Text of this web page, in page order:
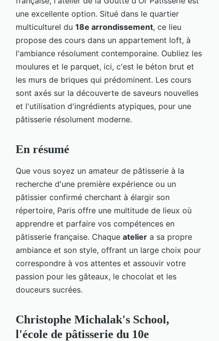
une excellente option. Situé dans le quartier
multiculturel du 18e arrondissement, ce lieu
propose des cours dans un appartement loft, à
l'ambiance résolument contemporaine. Oubliez les
moulures et le parquet, ici, c'est le béton brut et
les murs de briques qui prédominent. Les cours
sont axés sur la découverte de saveurs nouvelles
et l'utilisation d'ingrédients atypiques, pour une
pâtisserie résolument moderne.
En résumé
Que vous soyez un amateur de pâtisserie à la
recherche d'une première expérience ou un
pâtissier confirmé cherchant à élargir son
répertoire, Paris offre une multitude de lieux où
apprendre et parfaire vos compétences en
pâtisserie française. Chaque atelier a sa propre
ambiance et son style, offrant un large choix pour
correspondre à vos attentes et assouvir votre
passion pour les gâteaux, le chocolat et les
douceurs sucrées.
Christophe Michalak's School,
l'école de pâtisserie du 10e